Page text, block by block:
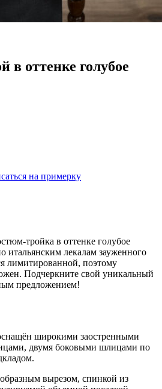
в оттенке голубое
на примерку
тройка в оттенке голубое
итальянским лекалам зауженного
лимитированной, поэтому
Подчеркните свой уникальный
предложением!
широкими заостренными
двумя боковыми шлицами по
вырезом, спинкой из